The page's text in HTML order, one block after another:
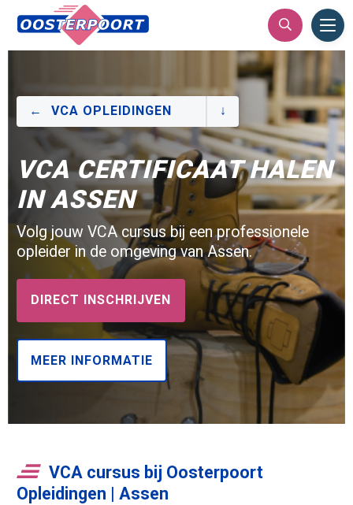
VCA OPLEIDINGEN
VCA CERTIFICAAT HALEN
IN ASSEN
Volg jouw VCA cursus bij een professionele
opleider in de omgeving van Assen.
DIRECT INSCHRIJVEN
MEER INFORMATIE
VCA cursus bij Oosterpoort
Opleidingen | Assen